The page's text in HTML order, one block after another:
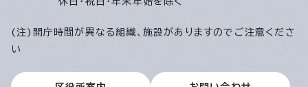
(注)開庁時間が異なる組織、施設がありますのでご注意くださ
い